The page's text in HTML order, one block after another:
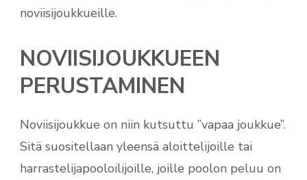
noviisijoukkueille.
NOVIISIJOUKKUEEN
PERUSTAMINEN
Noviisijoukkue on niin kutsuttu ”vapaa joukkue”.
Sitä suositellaan yleensä aloittelijoille tai
harrastelijapooloilijoille, joille poolon peluu on